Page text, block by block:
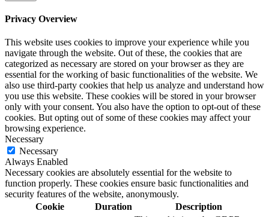
Privacy Overview
This website uses cookies to improve your experience while you
navigate through the website. Out of these, the cookies that are
categorized as necessary are stored on your browser as they are
essential for the working of basic functionalities of the website. We
also use third-party cookies that help us analyze and understand how
you use this website. These cookies will be stored in your browser
only with your consent. You also have the option to opt-out of these
cookies. But opting out of some of these cookies may affect your
browsing experience.
Necessary
Necessary
Always Enabled
Necessary cookies are absolutely essential for the website to
function properly. These cookies ensure basic functionalities and
security features of the website, anonymously.
Cookie
Duration Description